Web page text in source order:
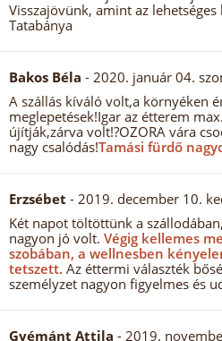
Visszajövünk, amint az lehetséges
Tatabánya
Bakos Béla - 2020. január 04.
A szállás kíváló volt,a környéken
meglepetések!Igar az étterem
újítják,zárva volt!?OZORA vára
nagy csalódás!Tamási fürdő
Erzsébet - 2019. december 10.
Két napot töltöttünk a
nagyon jó volt. Végig kellemes
szobában, a wellnesben
tetszett. Az éttermi választék
személyzet nagyon figyelmes és
Gyémánt Attila - 2019.